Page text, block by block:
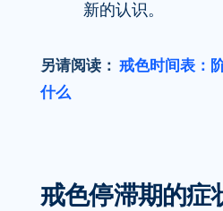
新的认识。
另请阅读： 戒色时间表：
什么
戒色停滞期的症